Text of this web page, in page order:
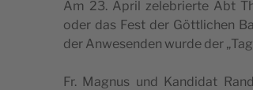
Am 23. April zele­brier­te Abt
oder das Fest der Gött­li­chen
der Anwe­sen­den wur­de der
Fr. Magnus und Kan­di­dat